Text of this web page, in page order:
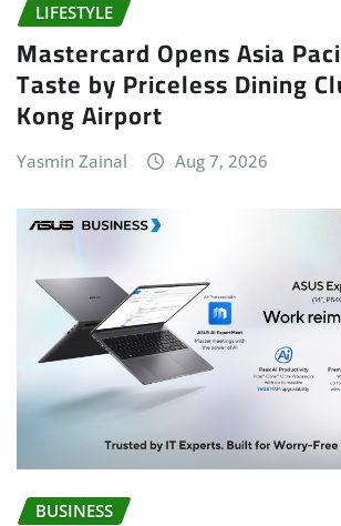
LIFESTYLE
Mastercard Opens Asia
Taste by Priceless Dining
Kong Airport
Yasmin Zainal Aug 7, 2026
BUSINESS